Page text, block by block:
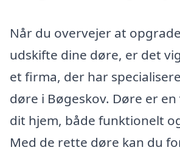
Når du overvejer at
udskifte dine døre, er det
et firma, der har
døre i Bøgeskov. Døre er
dit hjem, både funktionelt
Med de rette døre kan du